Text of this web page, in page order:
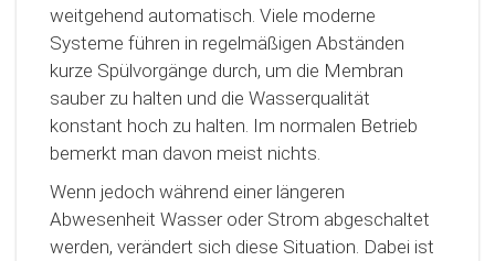
weitgehend automatisch. Viele moderne
Systeme führen in regelmäßigen Abständen
kurze Spülvorgänge durch, um die Membran
sauber zu halten und die Wasserqualität
konstant hoch zu halten. Im normalen Betrieb
bemerkt man davon meist nichts.
Wenn jedoch während einer längeren
Abwesenheit Wasser oder Strom abgeschaltet
werden, verändert sich diese Situation. Dabei ist